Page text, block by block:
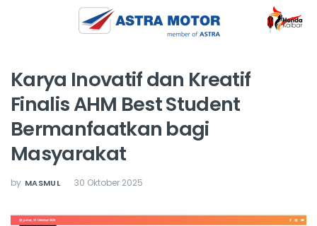
Karya Inovatif dan Kreatif
Finalis AHM Best Student
Bermanfaatkan bagi
Masyarakat
by MASMUL 30 Oktober 2025